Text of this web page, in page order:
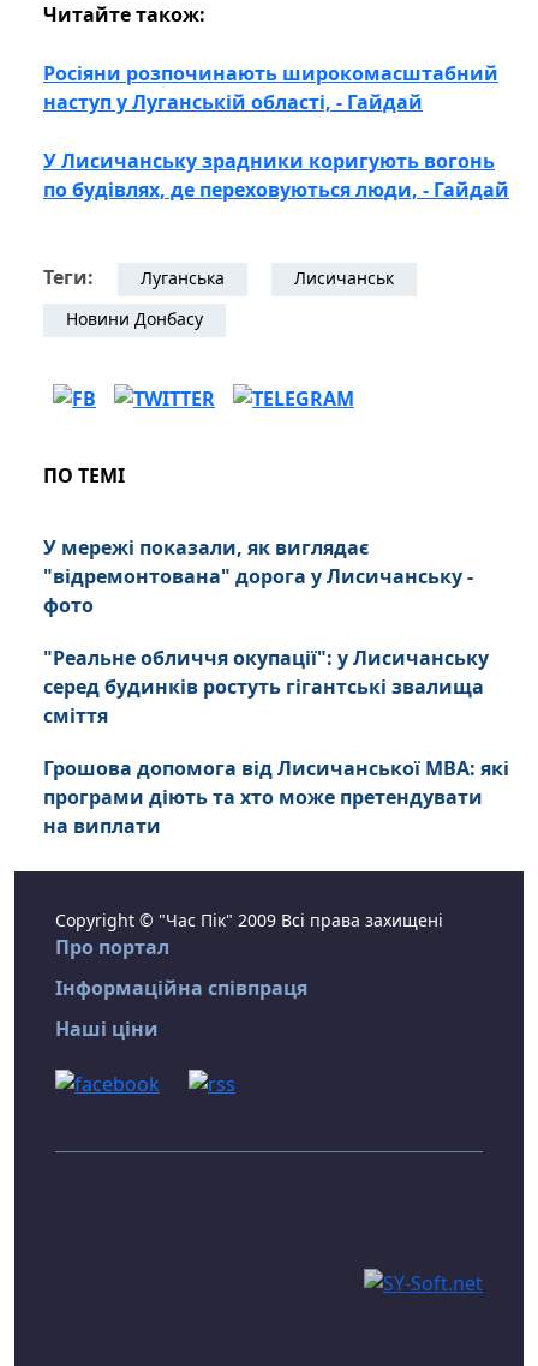
Читайте також:
Росіяни розпочинають широкомасштабний
наступ у Луганській області, - Гайдай
У Лисичанську зрадники коригують вогонь
по будівлях, де переховуються люди, - Гайдай
Теги: Луганська
Лисичанськ
Новини Донбасу
ПО ТЕМІ
У мережі показали, як виглядає
"відремонтована" дорога у Лисичанську -
фото
"Реальне обличчя окупації": у Лисичанську
серед будинків ростуть гігантські звалища
сміття
Грошова допомога від Лисичанської МВА: які
програми діють та хто може претендувати
на виплати
Copyright © "Час Пік" 2009 Всі права захищені
Про портал
Інформаційна співпраця
Наші ціни